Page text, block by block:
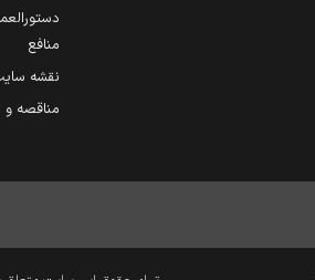
منافع
نقشه
مناقصه و